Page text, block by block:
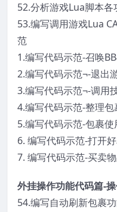
52.分析游戏Lua脚本各
53.编写调用游戏Lua
范
1.编写代码示范-召唤
2.编写代码示范¬-退出
3.编写代码示范¬-调用
4.编写代码示范-整理
5.编写代码示范-包裹
6. 编写代码示范-打开
7. 编写代码示范-买卖
外挂操作功能代码篇-
54.编写自动刷新包裹